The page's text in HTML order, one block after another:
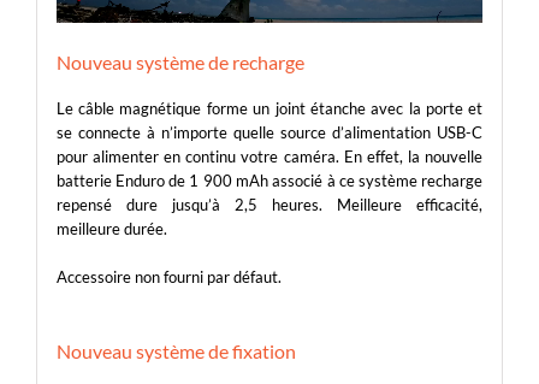
Nouveau système de recharge
Le câble magnétique forme un joint étanche avec la porte et
se connecte à n’importe quelle source d’alimentation USB-C
pour alimenter en continu votre caméra. En effet, la nouvelle
batterie Enduro de 1 900 mAh associé à ce système recharge
repensé dure jusqu’à 2,5 heures. Meilleure efficacité,
meilleure durée.
Accessoire non fourni par défaut.
Nouveau système de fixation